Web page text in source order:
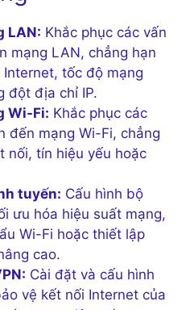
LAN: Khắc phục các vấn
mạng LAN, chẳng hạn
tốc độ mạng
đột địa chỉ IP.
Wi-Fi: Khắc phục các
đến mạng Wi-Fi, chẳng
nối, tín hiệu yếu hoặc
tuyến: Cấu hình bộ
ưu hóa hiệu suất mạng,
Wi-Fi hoặc thiết lập
cao.
Cài đặt và cấu hình
vệ kết nối Internet của